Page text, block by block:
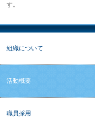
す。
組織について
活動概要
職員採用